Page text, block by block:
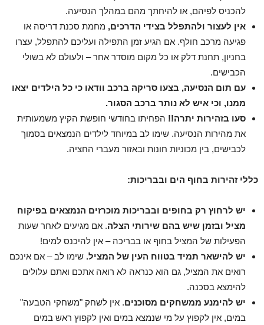
להכניס לפיהם, או להיחתך מהם במהלך הנסיעה.
אין לעצור ולהתפלל בצידי הדרכים, מחמת סכנת דריסה או
פגיעה מרכב חולף. אם הגיע זמן התפילה ועליכם להתפלל, עצרו
בחניון, תחנת דלק או כל מקום מוסדר אחר – ולעולם לא בשולי
הכבישים.
עם תום הנסיעה, בצעו סריקה ברכב וודאו כי כל הילדים יצאו
ממנו, וכי איש לא נותר ברכב הסגור.
סעו בזהירות יתרה!! הפחיתו בחודשי חופשת הקיץ משמעותית
את מהירות הנסיעה. שימו לב במיוחד לילדים הנמצאים בסמוך
לכבישים, בין מכוניות חונות ובאזור מעברי החציה.
כללי זהירות בחוף הים ובבריכות:
יש לרחוץ רק בחופים ובבריכות מוכרזים הנמצאים בפיקוח
מציל ובזמן שיש בהם שירותי הצלה. אם מגיעים לאחר שעות
הפעילות של המציל בחוף או בבריכה – אין להיכנס למים!
יש להישאר תמיד בטווח העין של המציל. שימו לב – אם אינכם
רואים את המציל, גם הוא כנראה לא רואה אתכם ואתם עלולים
להימצא בסכנה.
יש להימנע ממשחקים מסוכנים. אין לשחק "משחקי הטבעה"
במים, אין לקפוץ על מי שנמצא במים ואין לקפוץ ראש במים